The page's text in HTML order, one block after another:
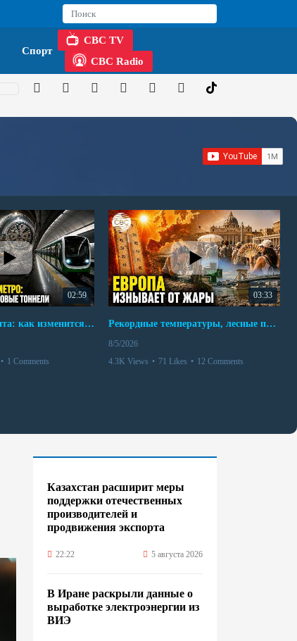
Спорт
CBC TV
CBC Radio
02:59
10 месяцев ремонта: как изменится работа Бакинского метро с 15 августа
• 1 Comments
03:33
Рекордные температуры, лесные пожары и красный уровень опасности
8/5/2026
4.3K Views • 71 Likes • 12 Comments
Казахстан расширит меры
поддержки отечественных
производителей и
продвижения экспорта
22:22 5 августа 2026
В Иране раскрыли данные о
выработке электроэнергии из
ВИЭ